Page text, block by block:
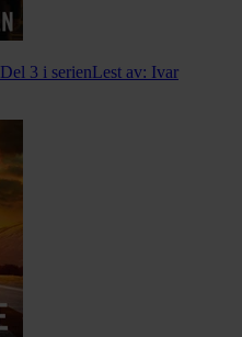
Del 3 i serienLest av: Ivar